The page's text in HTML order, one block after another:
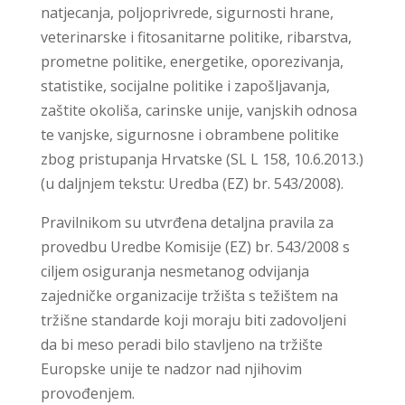
natjecanja, poljoprivrede, sigurnosti hrane,
veterinarske i fitosanitarne politike, ribarstva,
prometne politike, energetike, oporezivanja,
statistike, socijalne politike i zapošljavanja,
zaštite okoliša, carinske unije, vanjskih odnosa
te vanjske, sigurnosne i obrambene politike
zbog pristupanja Hrvatske (SL L 158, 10.6.2013.)
(u daljnjem tekstu: Uredba (EZ) br. 543/2008).
Pravilnikom su utvrđena detaljna pravila za
provedbu Uredbe Komisije (EZ) br. 543/2008 s
ciljem osiguranja nesmetanog odvijanja
zajedničke organizacije tržišta s težištem na
tržišne standarde koji moraju biti zadovoljeni
da bi meso peradi bilo stavljeno na tržište
Europske unije te nadzor nad njihovim
provođenjem.